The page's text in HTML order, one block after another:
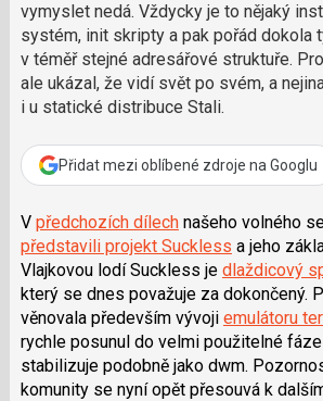
vymyslet nedá. Vždycky je to nějaký
systém, init skripty a pak pořád dokola
v téměř stejné adresářové struktuře.
ale ukázal, že vidí svět po svém, a
i u statické distribuce Stali.
Přidat mezi oblíbené zdroje na Googlu
V předchozích dílechnašeho volného
představili projekt Suckless a jeho
Vlajkovou lodí Suckless je dlaždicový
který se dnes považuje za dokončený.
věnovala především vývoji emulátoru
rychle posunul do velmi použitelné
stabilizuje podobně jako dwm.
komunity se nyní opět přesouvá k